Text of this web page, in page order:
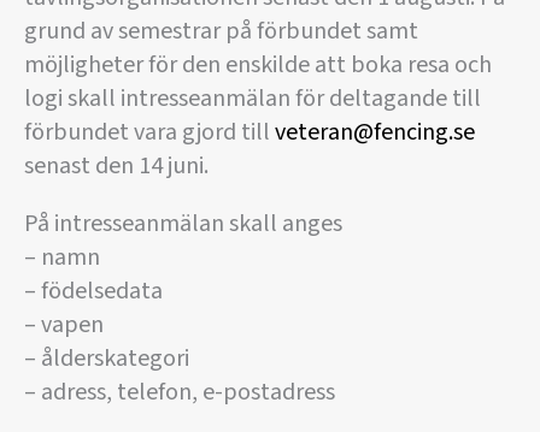
grund av semestrar på förbundet samt
möjligheter för den enskilde att boka resa och
logi skall intresseanmälan för deltagande till
förbundet vara gjord tillveteran@fencing.se
senast den 14 juni.
På intresseanmälan skall anges
– namn
– födelsedata
– vapen
– ålderskategori
– adress, telefon, e-postadress